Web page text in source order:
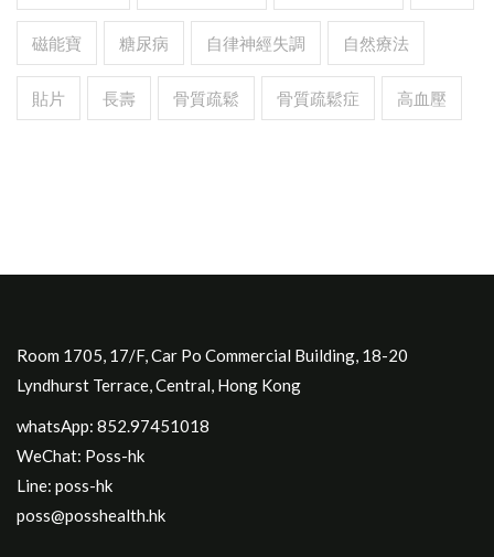
磁能寶 糖尿病 自律神經失調 自然療法
貼片 長壽 骨質疏鬆 骨質疏鬆症 高血壓
Room 1705, 17/F, Car Po Commercial Building, 18-20
Lyndhurst Terrace, Central, Hong Kong
whatsApp: 852.97451018
WeChat: Poss-hk
Line: poss-hk
poss@posshealth.hk